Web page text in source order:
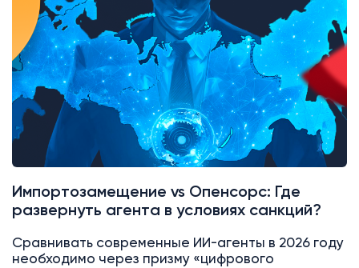
Импортозамещение vs Опенсорс: Где
развернуть агента в условиях санкций?
Сравнивать современные ИИ-агенты в 2026 году
необходимо через призму «цифрового